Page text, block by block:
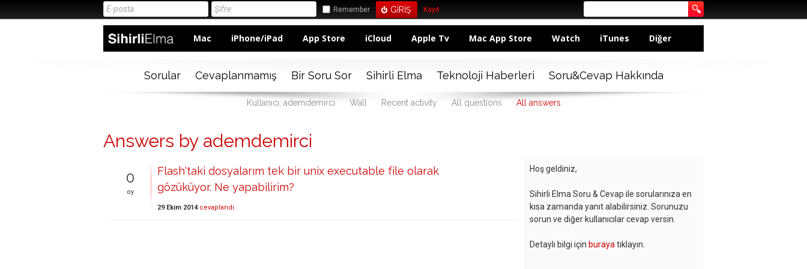
Remember Kayıt
Mac iPhone/iPad App Store iCloud Apple Tv Mac App Store Watch iTunes Diğer
Sorular Cevaplanmamış Bir Soru Sor Sihirli Elma Teknoloji Haberleri Soru&Cevap Hakkında
Kullanıcı: ademdemirci Wall Recent activity All questions All answers
Answers by ademdemirci
0
oy
Flash'taki dosyalarım tek bir unix executable file olarak
gözüküyor. Ne yapabilirim?
29 Ekim 2014 cevaplandı
Hoş geldiniz,
Sihirli Elma Soru & Cevap ile sorularınıza en
kısa zamanda yanıt alabilirsiniz. Sorunuzu
sorun ve diğer kullanıcılar cevap versin.
Detaylı bilgi için buraya tıklayın.